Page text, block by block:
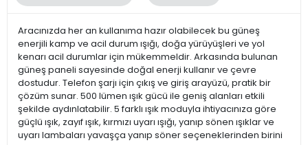
Aracınızda her an kullanıma hazır olabilecek bu güneş
enerjili kamp ve acil durum ışığı, doğa yürüyüşleri ve yol
kenarı acil durumlar için mükemmeldir. Arkasında bulunan
güneş paneli sayesinde doğal enerji kullanır ve çevre
dostudur. Telefon şarjı için çıkış ve giriş arayüzü, pratik bir
çözüm sunar. 500 lümen ışık gücü ile geniş alanları etkili
şekilde aydınlatabilir. 5 farklı ışık moduyla ihtiyacınıza göre
güçlü ışık, zayıf ışık, kırmızı uyarı ışığı, yanıp sönen ışıklar ve
uyarı lambaları yavaşça yanıp söner seçeneklerinden birini